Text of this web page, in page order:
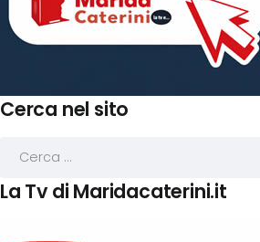
Cerca nel sito
La Tv di Maridacaterini.it